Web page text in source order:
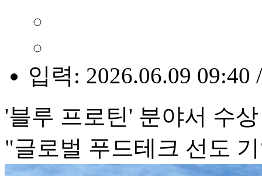
입력: 2026.06.09 09:40
'블루 프로틴' 분야서 수
"글로벌 푸드테크 선도